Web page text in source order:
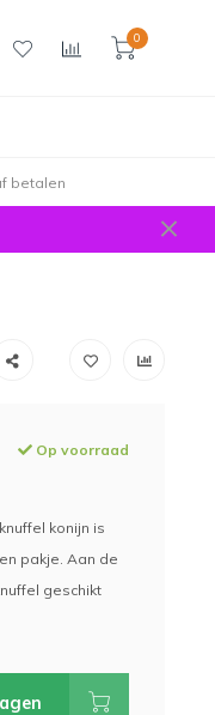
0
betalen
Op voorraad
konijn is
pakje. Aan de
geschikt